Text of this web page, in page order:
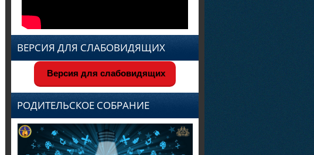
ВЕРСИЯ ДЛЯ СЛАБОВИДЯЩИХ
Версия для слабовидящих
РОДИТЕЛЬСКОЕ СОБРАНИЕ